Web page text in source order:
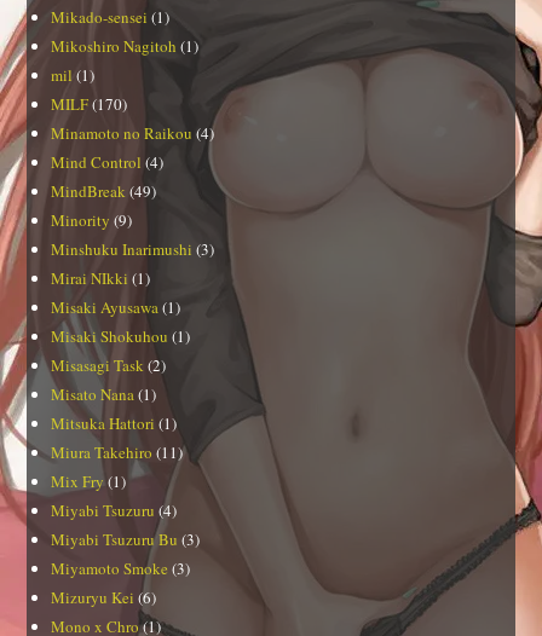
Mikado-sensei (1)
Mikoshiro Nagitoh (1)
mil (1)
MILF(170)
Minamoto no Raikou (4)
Mind Control (4)
MindBreak (49)
Minority (9)
Minshuku Inarimushi (3)
Mirai NIkki (1)
Misaki Ayusawa(1)
Misaki Shokuhou (1)
Misasagi Task (2)
Misato Nana(1)
Mitsuka Hattori (1)
Miura Takehiro (11)
Mix Fry(1)
Miyabi Tsuzuru (4)
Miyabi Tsuzuru Bu (3)
Miyamoto Smoke (3)
Mizuryu Kei (6)
Mono x Chro(1)